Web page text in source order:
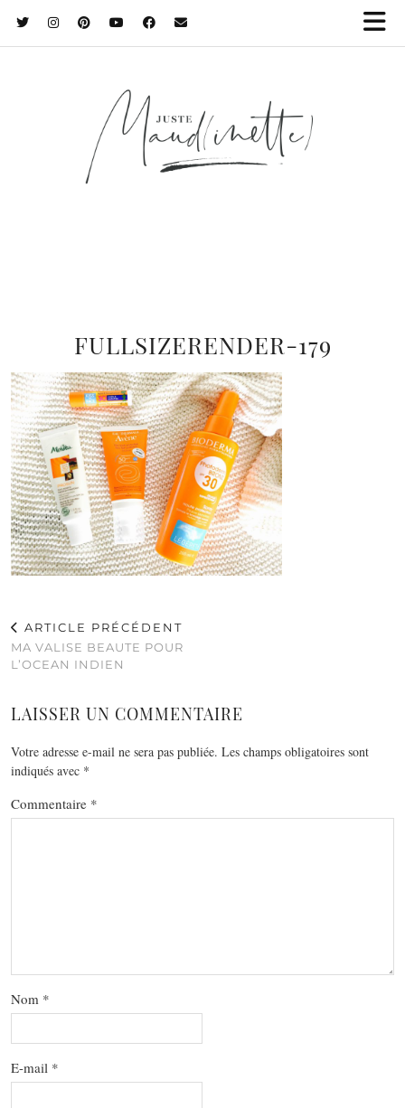
FULLSIZERENDER-179
ARTICLE PRÉCÉDENT
MA VALISE BEAUTE POUR
L’OCEAN INDIEN
LAISSER UN COMMENTAIRE
Votre adresse e-mail ne sera pas publiée. Les champs obligatoires sont
indiqués avec *
Commentaire *
Nom *
E-mail *